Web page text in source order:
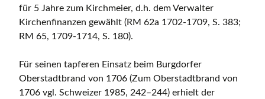
für 5 Jahre zum Kirchmeier, d.h. dem Verwalter
Kirchenfinanzen gewählt (RM 62a 1702-1709, S. 383;
RM 65, 1709-1714, S. 180).
Für seinen tapferen Einsatz beim Burgdorfer
Oberstadtbrand von 1706 (Zum Oberstadtbrand von
1706 vgl. Schweizer 1985, 242–244) erhielt der